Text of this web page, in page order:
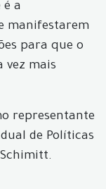
a
manifestarem
para que o
vez mais
representante
de Políticas